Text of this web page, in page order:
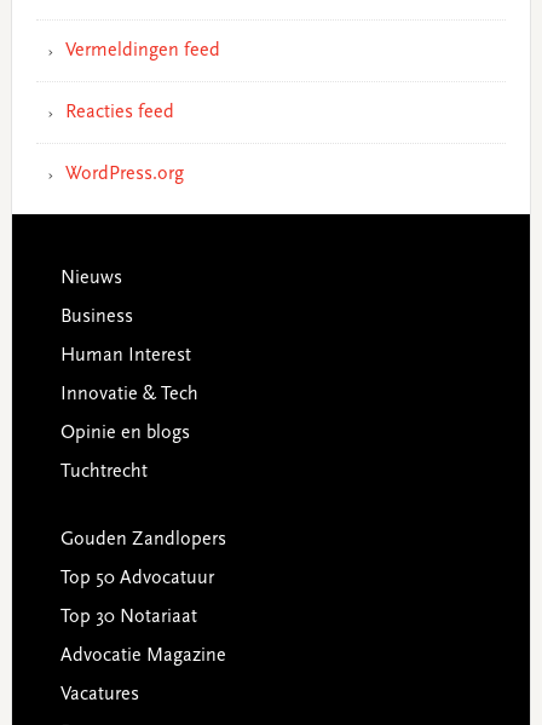
Vermeldingen feed
Reacties feed
WordPress.org
Footer
Nieuws
Business
Human Interest
Innovatie & Tech
Opinie en blogs
Tuchtrecht
Gouden Zandlopers
Top 50 Advocatuur
Top 30 Notariaat
Advocatie Magazine
Vacatures